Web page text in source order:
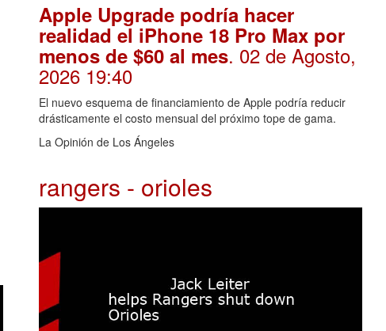
Apple Upgrade podría hacer
realidad el iPhone 18 Pro Max por
menos de $60 al mes. 02 de Agosto,
2026 19:40
El nuevo esquema de financiamiento de Apple podría reducir
drásticamente el costo mensual del próximo tope de gama.
La Opinión de Los Ángeles
rangers - orioles